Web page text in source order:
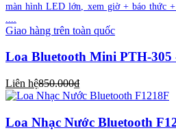
màn hình LED lớn, xem giờ + báo thức
Giao hàng trên toàn quốc
Loa Bluetooth Mini PTH-305
Liên hệ850.000₫
Loa Nhạc Nước Bluetooth